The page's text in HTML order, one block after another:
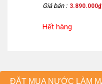
Giá bán : 3.890.000₫
Hết hàng